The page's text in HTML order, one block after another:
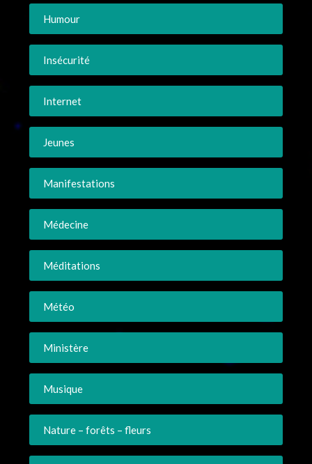
Humour
Insécurité
Internet
Jeunes
Manifestations
Médecine
Méditations
Météo
Ministère
Musique
Nature – forêts – fleurs